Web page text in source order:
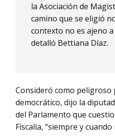
la Asociación de
camino que se eligió
contexto no es ajeno
detalló Bettiana Díaz.
Consideró como peligroso
democrático, dijo la
del Parlamento que
Fiscalía, “siempre y